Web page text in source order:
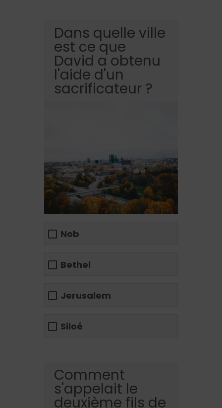
Dans quelle ville
est ce que
David a obtenu
l'aide d'un
sacrificateur ?
Nob
Bethel
Jerusalem
Siloé
Comment
s'appelait le
deuxième fils de